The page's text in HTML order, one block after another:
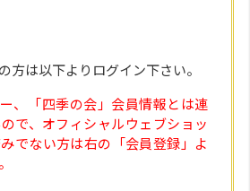
方は以下よりログイン下さい。
、「四季の会」会員情報とは連
で、オフィシャルウェブショッ
でない方は右の「会員登録」よ